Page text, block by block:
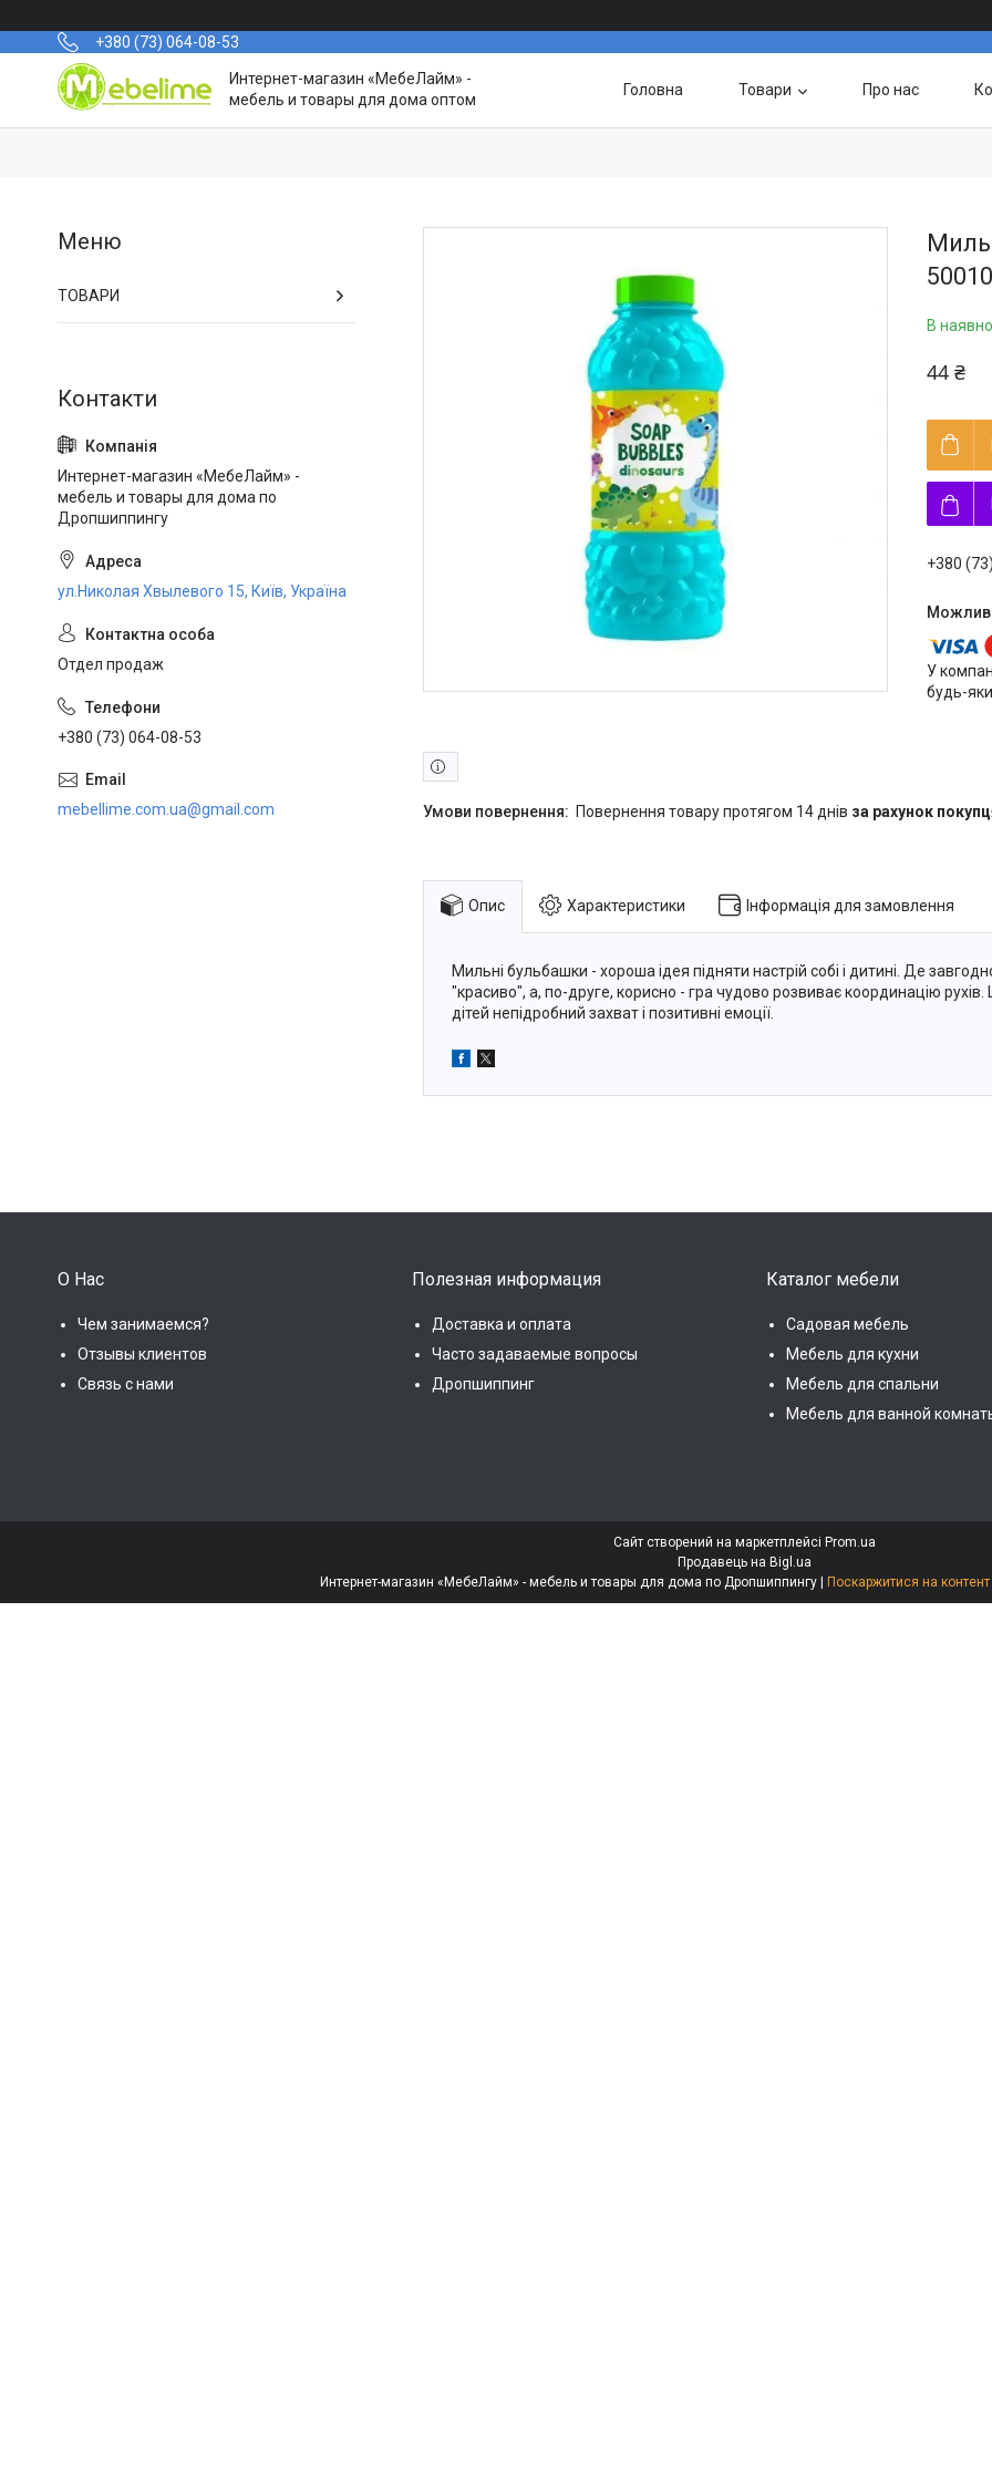
+380 (73) 064-08-53
Интернет-магазин «МебеЛайм» -
мебель и товары для дома оптом
Головна Товари Про нас
В
44 ₴
+380
У
будь-
повернення товару протягом 14 днів за рахунок
Опис Характеристики Інформація для замовлення
Мильні бульбашки - хороша ідея підняти настрій собі і дитині. Де
"красиво", а, по-друге, корисно - гра чудово розвиває координацію рухів.
дітей непідробний захват і позитивні емоції.
ТОВАРИ
Интернет-магазин «МебеЛайм» -
мебель и товары для дома по
Дропшиппингу
ул.Николая Хвылевого 15, Київ, Україна
Отдел продаж
+380 (73) 064-08-53
mebellime.com.ua@gmail.com
О Нас
Чем занимаемся?
Отзывы клиентов
Связь с нами
Полезная информация
Доставка и оплата
Часто задаваемые вопросы
Дропшиппинг
Каталог мебели
Садовая мебель
Мебель для кухни
Мебель для спальни
Мебель для ванной
Сайт створений на маркетплейсі Prom.ua
Продавець на Bigl.ua
Поскаржитися на контент